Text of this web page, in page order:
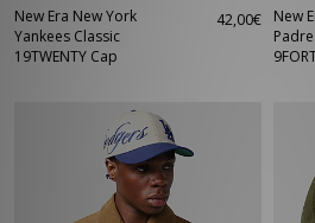
New Era New York
Yankees Classic
19TWENTY Cap
42,00€
New